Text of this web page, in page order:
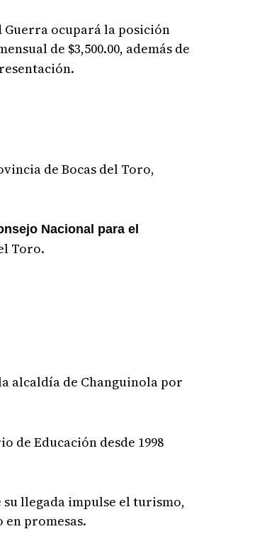
Guerra ocupará la posición
de $3,500.00, además de
de Bocas del Toro,
Nacional para el
Toro.
alcaldía de Changuinola por
de Educación desde 1998
llegada impulse el turismo,
en promesas.